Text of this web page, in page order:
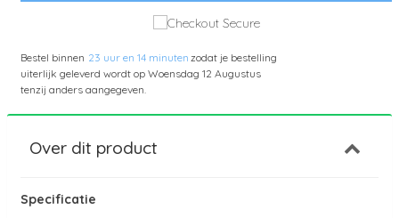
Bestel binnen 23 uur en 14 minutenzodat je bestelling
uiterlijk geleverd wordt op Woensdag 12 Augustus
tenzij anders aangegeven.
Over dit product
Specificatie